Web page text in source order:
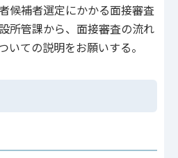
候補者選定にかかる面接審査
所管課から、面接審査の流れ
いての説明をお願いする。